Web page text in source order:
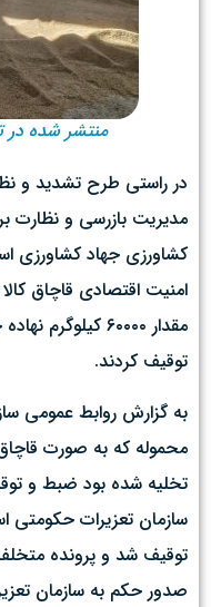
منتشر شده در
در راستی طرح تشدید و
مدیریت بازرسی و نظارت
کشاورزی جهاد کشاورزی
امنیت اقتصادی قاچاق
مقدار ۶۰۰۰۰
توقیف کردند.
به گزارش روابط عمومی
محموله که به صورت
تخلیه شده بود ضبط و
سازمان تعزیرات
توقیف شد و پرونده
صدور حکم به سازمان